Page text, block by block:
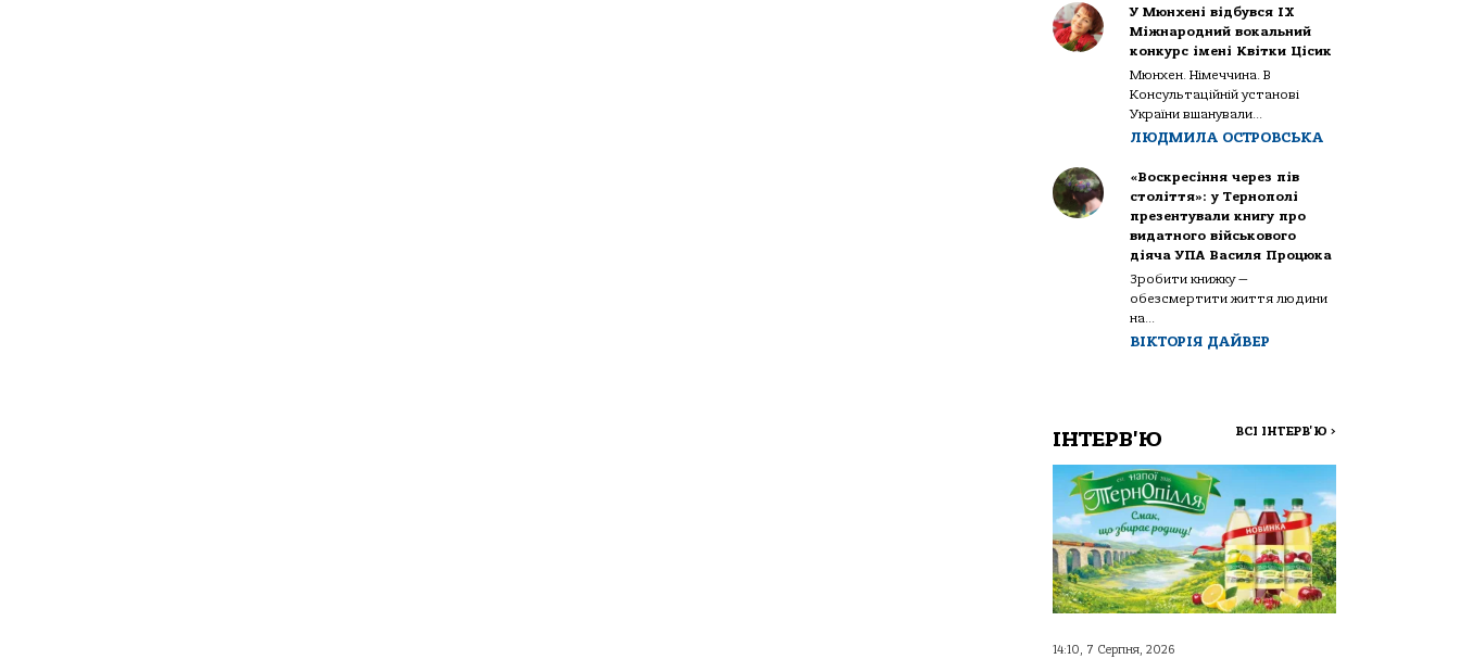
У Мюнхені відбувся IX
Міжнародний вокальний
конкурс імені Квітки Цісик
Мюнхен. Німеччина. В
Консультаційній установі
України вшанували...
ЛЮДМИЛА ОСТРОВСЬКА
«Воскресіння через пів
століття»: у Тернополі
презентували книгу про
видатного військового
діяча УПА Василя Процюка
Зробити книжку —
обезсмертити життя людини
на...
ВІКТОРІЯ ДАЙВЕР
ІНТЕРВ'Ю ВСІ ІНТЕРВ'Ю >
14:10, 7 Серпня, 2026